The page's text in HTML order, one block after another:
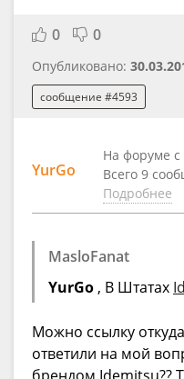
0 0
Опубликовано:
сообщение #4593
YurGo
На форуме с
Всего 9
Подробнее
MasloFanat
YurGo , В Штатах
Можно ссылку
ответили на мой